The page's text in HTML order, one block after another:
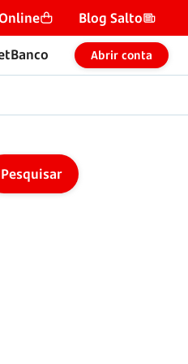
Blog Salto
Abrir conta